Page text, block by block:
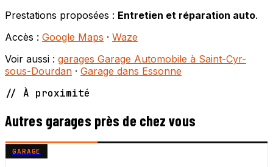
Prestations proposées : Entretien et réparation auto.
Accès : Google Maps · Waze
Voir aussi : garages Garage Automobile à Saint-Cyr-
sous-Dourdan · Garage dans Essonne
// À proximité
Autres garages près de chez vous
GARAGE